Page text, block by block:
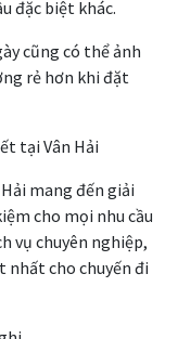
đặc biệt khác.
cũng có thể ảnh
rẻ hơn khi đặt
tại Vân Hải
mang đến giải
cho mọi nhu cầu
vụ chuyên nghiệp,
nhất cho chuyến đi